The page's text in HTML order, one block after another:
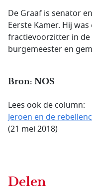
De Graaf is senator
Eerste Kamer. Hij
fractievoorzitter in de
burgemeester en
Bron: NOS
Lees ook de column:
Jeroen en de
(21 mei 2018)
Delen